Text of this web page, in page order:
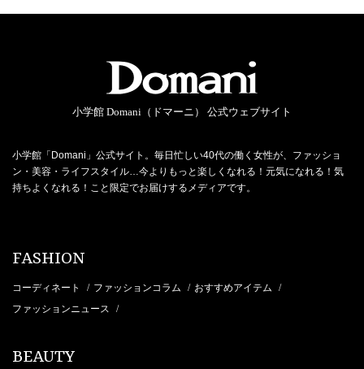
小学館 Domani（ドマーニ） 公式ウェブサイト
小学館「Domani」公式サイト。毎日忙しい40代の働く女性が、ファッショ
ン・美容・ライフスタイル…今よりもっと楽しくなれる！元気になれる！気
持ちよくなれる！こと限定でお届けするメディアです。
FASHION
コーディネート / ファッションコラム / おすすめアイテム /
ファッションニュース /
BEAUTY